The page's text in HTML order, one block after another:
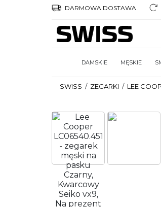
DARMOWA DOSTAWA
DAMSKIE MĘSKIE
SWISS / ZEGARKI / LEE